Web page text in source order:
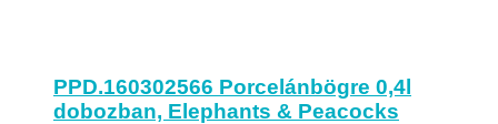
PPD.160302566 Porcelánbögre 0,4l
dobozban, Elephants & Peacocks